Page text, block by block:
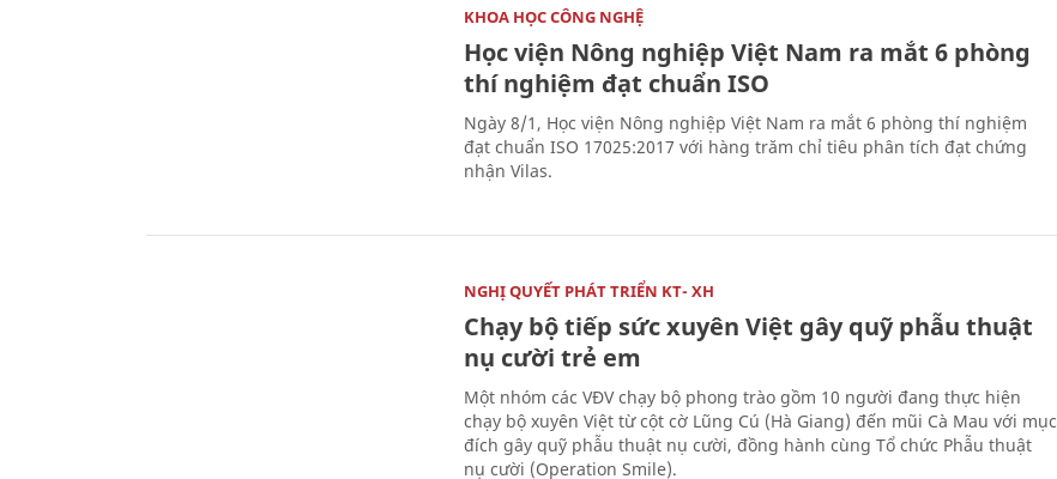
KHOA HỌC CÔNG NGHỆ
Học viện Nông nghiệp Việt Nam ra mắt 6 phòng
thí nghiệm đạt chuẩn ISO
Ngày 8/1, Học viện Nông nghiệp Việt Nam ra mắt 6 phòng thí nghiệm
đạt chuẩn ISO 17025:2017 với hàng trăm chỉ tiêu phân tích đạt chứng
nhận Vilas.
NGHỊ QUYẾT PHÁT TRIỂN KT- XH
Chạy bộ tiếp sức xuyên Việt gây quỹ phẫu thuật
nụ cười trẻ em
Một nhóm các VĐV chạy bộ phong trào gồm 10 người đang thực hiện
chạy bộ xuyên Việt từ cột cờ Lũng Cú (Hà Giang) đến mũi Cà Mau với mục
đích gây quỹ phẫu thuật nụ cười, đồng hành cùng Tổ chức Phẫu thuật
nụ cười (Operation Smile).